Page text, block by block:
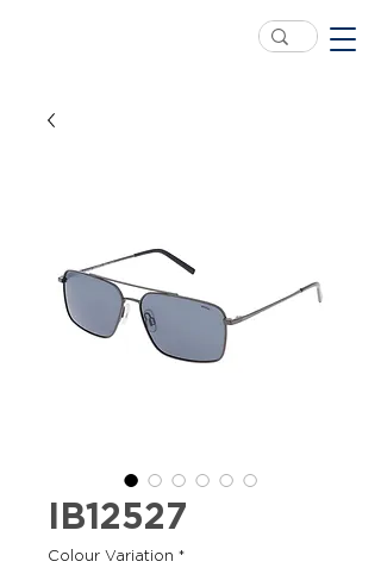
IB12527
Colour Variation *